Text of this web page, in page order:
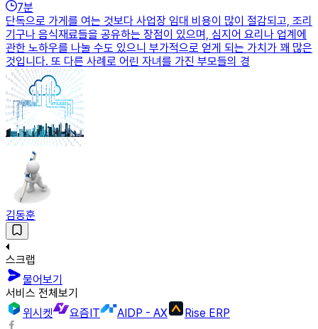
7분
단독으로 가게를 여는 것보다 사업장 임대 비용이 많이 절감되고, 조리
기구나 음식재료들을 공유하는 장점이 있으며, 심지어 요리나 업계에
관한 노하우를 나눌 수도 있으니 부가적으로 얻게 되는 가치가 꽤 많은
것입니다. 또 다른 사례로 어린 자녀를 가진 부모들의 경
김동훈
스크랩
물어보기
서비스 전체보기
위시켓
요즘IT AIDP - AX Rise ERP